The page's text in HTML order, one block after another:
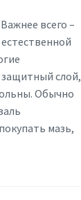
всего –
слой,
Обычно
мазь,